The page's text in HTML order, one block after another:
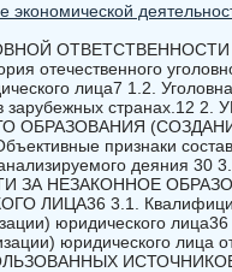
экономической
лица7 1.2.
зарубежных странах.12
ОБРАЗОВАНИЯ
признаки
анализируемого
ЗА НЕЗАКОННОЕ
ЛИЦА36 3.1.
юридического
юридического лица
ИСТОЧНИКОВ54